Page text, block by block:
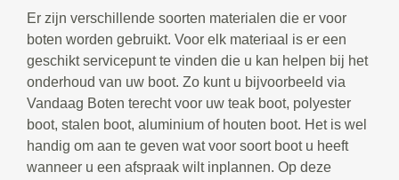
Er zijn verschillende soorten materialen die er voor
boten worden gebruikt. Voor elk materiaal is er een
geschikt servicepunt te vinden die u kan helpen bij het
onderhoud van uw boot. Zo kunt u bijvoorbeeld via
Vandaag Boten terecht voor uw teak boot, polyester
boot, stalen boot, aluminium of houten boot. Het is wel
handig om aan te geven wat voor soort boot u heeft
wanneer u een afspraak wilt inplannen. Op deze